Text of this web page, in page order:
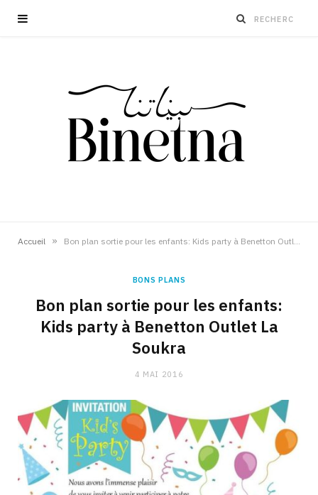
Accueil »
BONS PLANS
Bon plan sortie pour les enfants:
Kids party à Benetton Outlet La
Soukra
4 MAI 2016